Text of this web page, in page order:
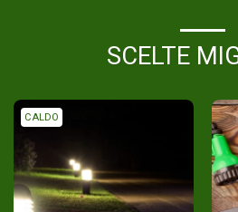
SCELTE
CALDO